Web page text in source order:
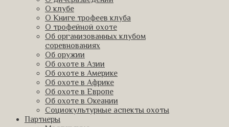
О клубе
О Книге трофеев клуба
О трофейной охоте
Об организованных клубом
соревнованиях
Об оружии
Об охоте в Азии
Об охоте в Америке
Об охоте в Африке
Об охоте в Европе
Об охоте в Океании
Социокультурные аспекты охоты
Партнеры